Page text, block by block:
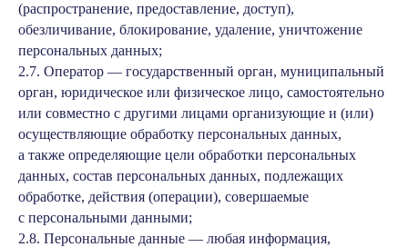
(распространение, предоставление, доступ),
обезличивание, блокирование, удаление, уничтожение
персональных данных;
2.7. Оператор — государственный орган, муниципальный
орган, юридическое или физическое лицо, самостоятельно
или совместно с другими лицами организующие и (или)
осуществляющие обработку персональных данных,
а также определяющие цели обработки персональных
данных, состав персональных данных, подлежащих
обработке, действия (операции), совершаемые
с персональными данными;
2.8. Персональные данные — любая информация,